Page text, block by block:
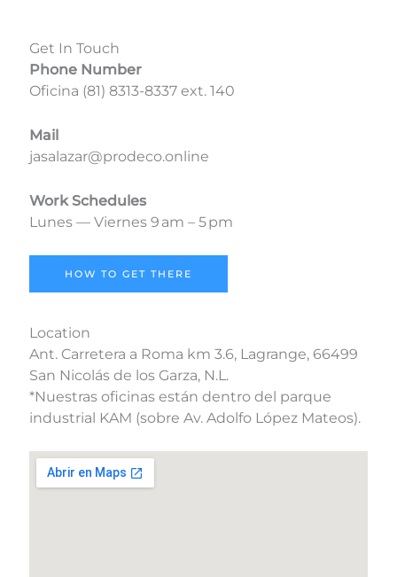
Get In Touch
Phone Number
Oficina (81) 8313-8337 ext. 140
Mail
jasalazar@prodeco.online
Work Schedules
Lunes — Viernes 9 am – 5 pm
HOW TO GET THERE
Location
Ant. Carretera a Roma km 3.6, Lagrange, 66499
San Nicolás de los Garza, N.L.
*Nuestras oficinas están dentro del parque
industrial KAM (sobre Av. Adolfo López Mateos).